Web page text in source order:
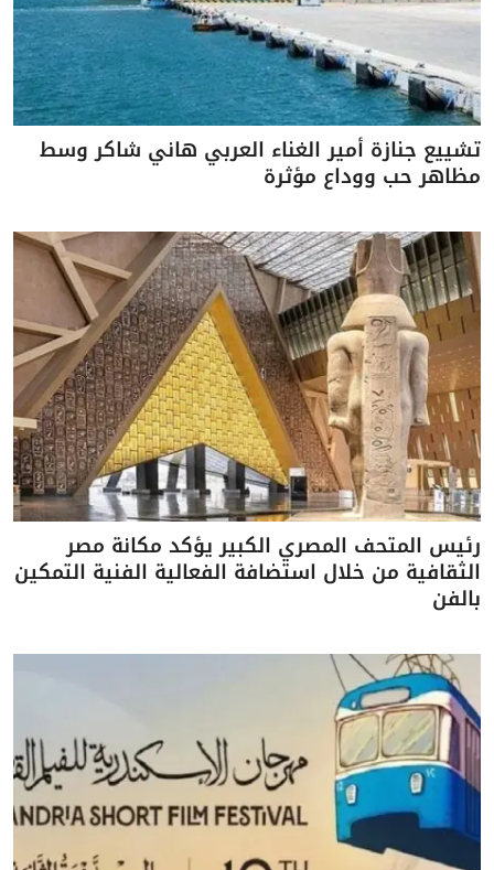
تشييع جنازة أمير الغناء العربي هاني شاكر وسط
مظاهر حب ووداع مؤثرة
رئيس المتحف المصري الكبير يؤكد مكانة مصر
الثقافية من خلال استضافة الفعالية الفنية التمكين
بالفن